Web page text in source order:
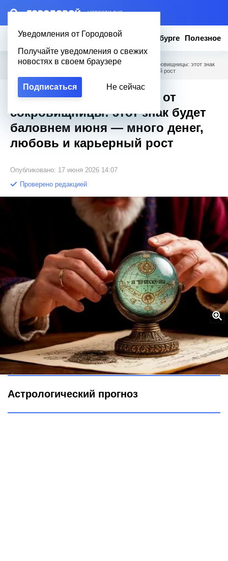
– НОВОСТИ ДНЯ
Уведомления от Городовой
Получайте уведомления о свежих
новостях в своем браузере
Подписаться Не сейчас
Новости Эксклюзив Вопросы о Петербурге Полезное
Городовой Полезное / Вселенная пошлет ключ от сокровищницы: этот знак
будет баловнем июня — много денег, любовь и карьерный рост
Вселенная пошлет ключ от
сокровищницы: этот знак будет
баловнем июня — много денег,
любовь и карьерный рост
Опубликовано: 17 июня 2026 14:07
Проверено редакцией
Вселенная пошлет ключ от сокровищницы: этот знак будет
баловнем июня — много денег, любовь и карьерный рост
Городовой ру
Астрологический прогноз